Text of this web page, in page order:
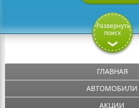
Развернуть
поиск
ГЛАВНАЯ
АВТОМОБИЛИ
АКЦИИ